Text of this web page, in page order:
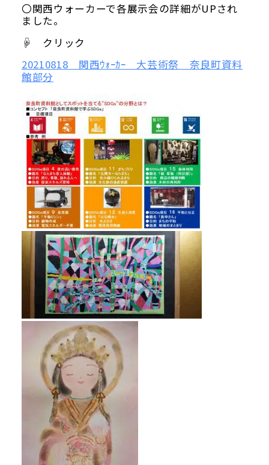
〇関西ウォーカーで各展示会の詳細がUPされ
ました。
☟ クリック
20210818 関西ｳｫｰｶｰ 大芸術祭 奈良町資料
館部分